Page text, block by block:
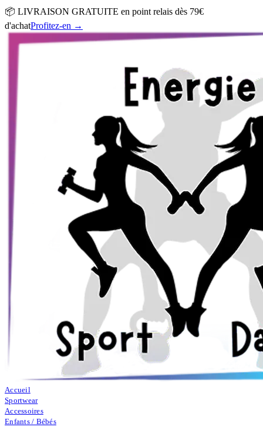
📦 LIVRAISON GRATUITE en point relais dès 79€
d'achatProfitez-en →
Accueil
Sportwear
Accessoires
Enfants / Bébés